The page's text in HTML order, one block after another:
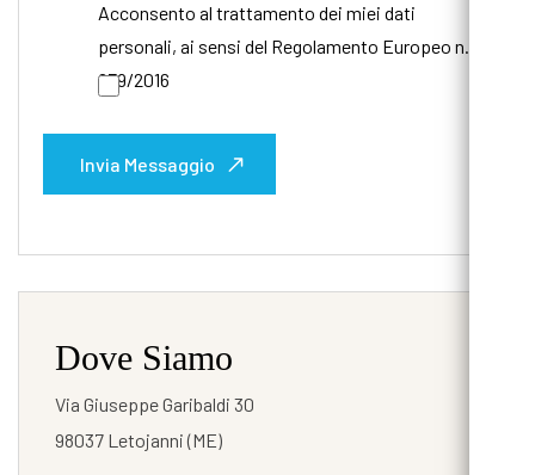
Acconsento al trattamento dei miei dati
personali, ai sensi del Regolamento Europeo n.
679/2016
Invia Messaggio
Dove Siamo
Via Giuseppe Garibaldi 30
98037 Letojanni (ME)